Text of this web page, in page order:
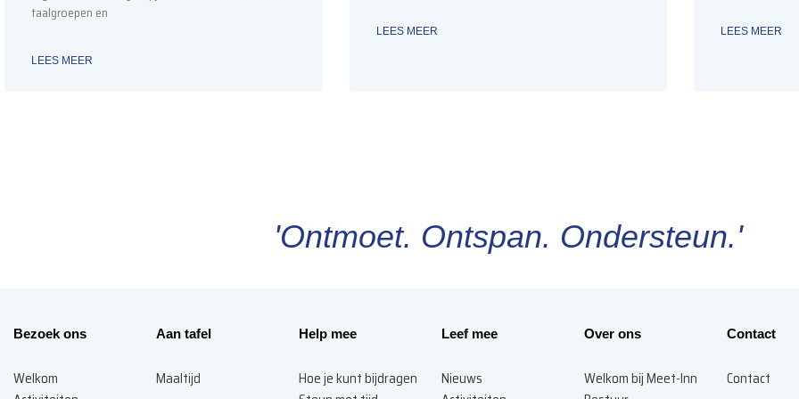
taalgroepen en
LEES MEER
LEES MEER LEES MEER
'Ontmoet. Ontspan. Ondersteun.'
Bezoek ons
Welkom
Aan tafel
Maaltijd
Help mee
Hoe je kunt bijdragen
Leef mee
Nieuws
Over ons
Welkom bij Meet-Inn
Contact
Contact